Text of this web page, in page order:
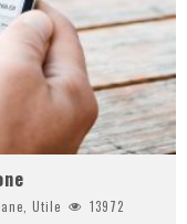
, Utile 13972